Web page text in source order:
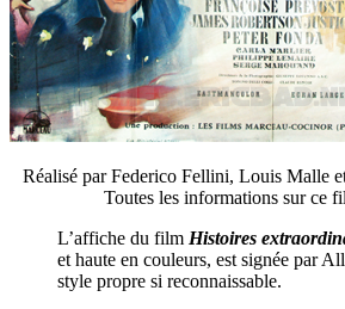
Réalisé par Federico Fellini, Louis Malle
Toutes les informations sur ce
L’affiche du film Histoires
et haute en couleurs, est signée par
style propre si reconnaissable.